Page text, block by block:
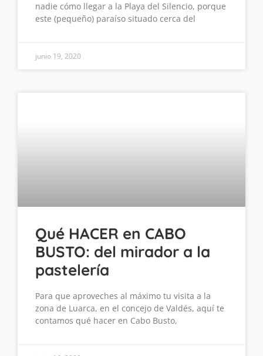
nadie cómo llegar a la Playa del Silencio, porque
este (pequeño) paraíso situado cerca del
junio 19, 2020
Qué HACER en CABO
BUSTO: del mirador a la
pastelería
Para que aproveches al máximo tu visita a la
zona de Luarca, en el concejo de Valdés, aquí te
contamos qué hacer en Cabo Busto,